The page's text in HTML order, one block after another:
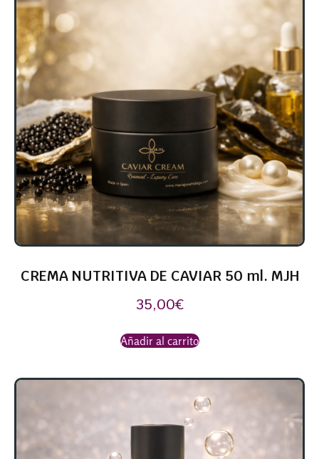
CREMA NUTRITIVA DE CAVIAR 50 ml. MJH
35,00€
Añadir al carrito